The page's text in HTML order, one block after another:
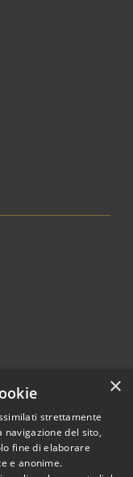
© 2026 • Comune di
• Powered by
×
strettamente
del sito,
fine di elaborare
e anonime.